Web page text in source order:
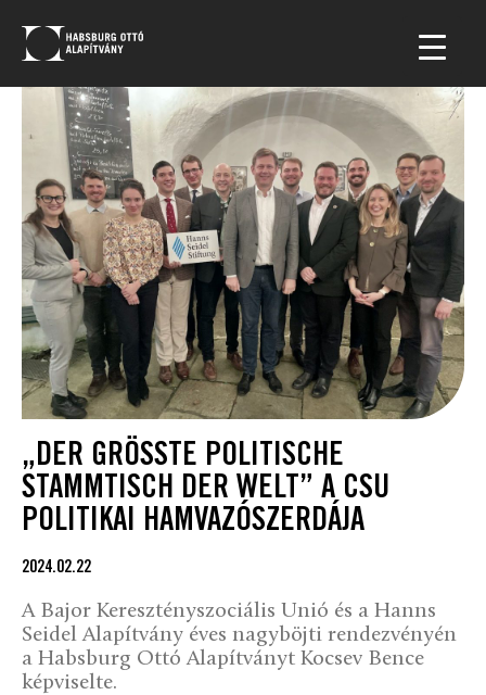
„DER GRÖSSTE POLITISCHE S
TAMMTISCH DER WELT” A CSU P
OLITIKAI HAMVAZÓSZERDÁJA
2024.02.22
A Bajor Keresztényszociális Unió és a Hanns
Seidel Alapítvány éves nagyböjti rendezvényén
a Habsburg Ottó Alapítványt Kocsev Bence
képviselte.